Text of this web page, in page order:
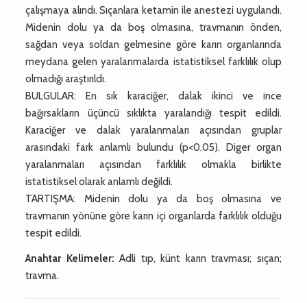
çalışmaya alındı. Sıçanlara ketamin ile anestezi uygulandı.
Midenin dolu ya da boş olmasına, travmanın önden,
sağdan veya soldan gelmesine göre karın organlarında
meydana gelen yaralanmalarda istatistiksel farklılık olup
olmadığı araştırıldı.
BULGULAR: En sık karaciğer, dalak ikinci ve ince
bağırsakların üçüncü sıklıkta yaralandığı tespit edildi.
Karaciğer ve dalak yaralanmaları açısından gruplar
arasındaki fark anlamlı bulundu (p<0.05). Diger organ
yaralanmaları açısından farklılık olmakla birlikte
istatistiksel olarak anlamlı değildi.
TARTIŞMA: Midenin dolu ya da boş olmasına ve
travmanın yönüne göre karın içi organlarda farklılık olduğu
tespit edildi.
Anahtar Kelimeler: Adli tıp, künt karın travması; sıçan;
travma.